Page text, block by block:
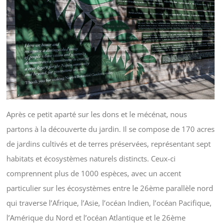
Après ce petit aparté sur les dons et le mécénat, nous
partons à la découverte du jardin. Il se compose de 170 acres
de jardins cultivés et de terres préservées, représentant sept
habitats et écosystèmes naturels distincts. Ceux-ci
comprennent plus de 1000 espèces, avec un accent
particulier sur les écosystèmes entre le 26ème parallèle nord
qui traverse l’Afrique, l’Asie, l’océan Indien, l’océan Pacifique,
l’Amérique du Nord et l’océan Atlantique et le 26ème